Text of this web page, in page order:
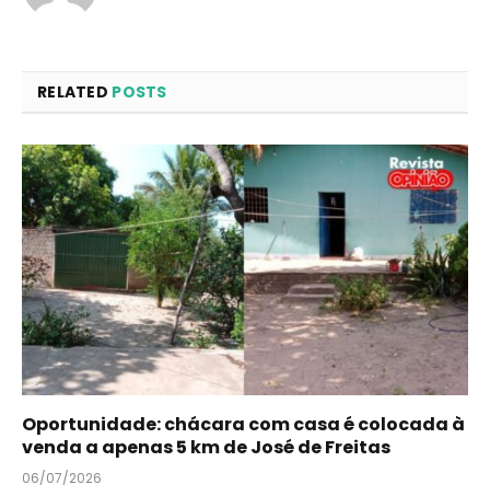
RELATED POSTS
Oportunidade: chácara com casa é colocada à
venda a apenas 5 km de José de Freitas
06/07/2026